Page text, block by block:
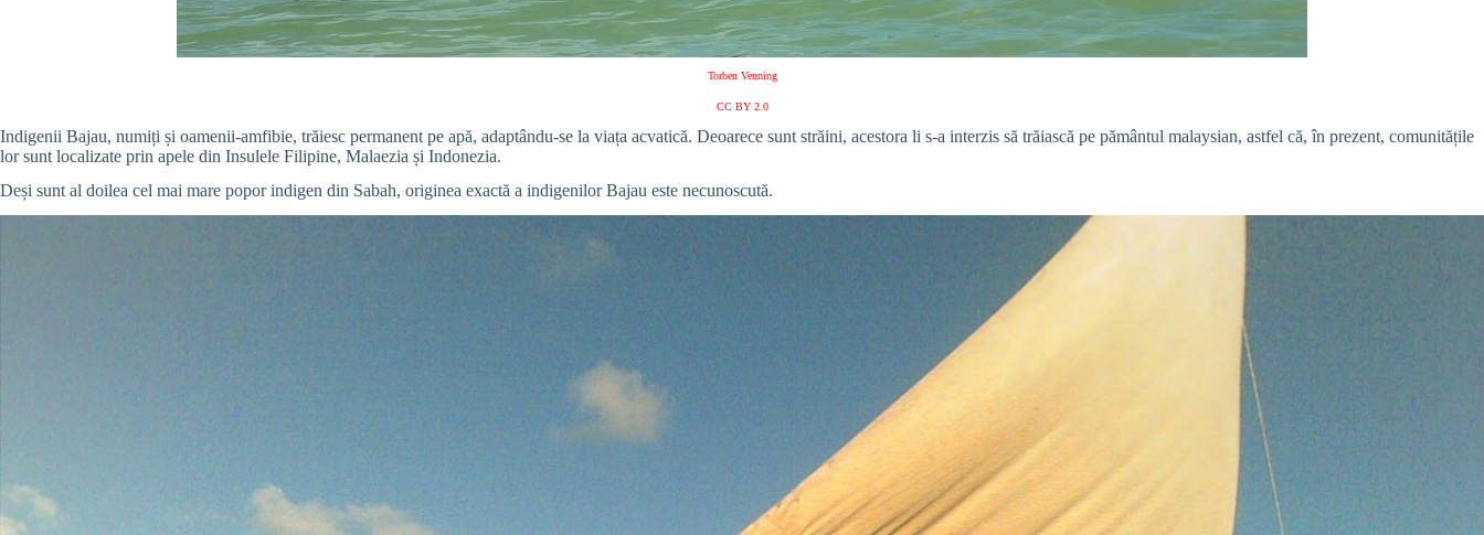
Torben Venning
CC BY 2.0
Indigenii Bajau, numiți și oamenii-amfibie, trăiesc permanent pe apă, adaptându-se la viața acvatică. Deoarece sunt străini, acestora li s-a interzis să trăiască pe pământul malaysian, astfel că, în prezent, comunitățile
lor sunt localizate prin apele din Insulele Filipine, Malaezia și Indonezia.
Deși sunt al doilea cel mai mare popor indigen din Sabah, originea exactă a indigenilor Bajau este necunoscută.